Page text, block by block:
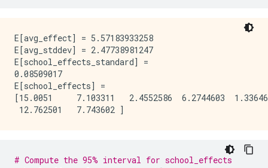
E[avg_effect] = 5.57183933258
E[avg_stddev] = 2.47738981247
E[school_effects_standard] =
0.08509017
E[school_effects] =
[15.0051     7.103311   2.4552586  6.2744603
# Compute the 95% interval for school_effects